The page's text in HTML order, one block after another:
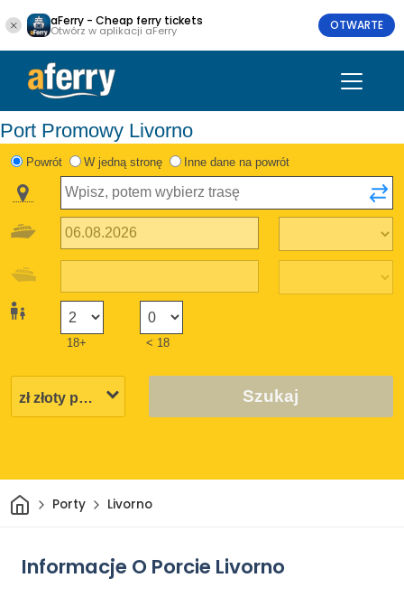
aFerry - Cheap ferry tickets
Otwórz w aplikacji aFerry OTWARTE
Port Promowy Livorno
Powrót W jedną stronę Inne dane na powrót
18+ < 18
Szukaj
DomPorty Livorno
Informacje O Porcie Livorno